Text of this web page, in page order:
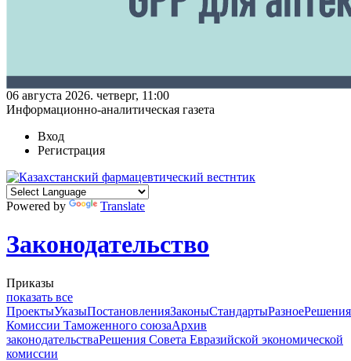
06 августа 2026. четверг, 11:00
Информационно-аналитическая газета
Вход
Регистрация
Powered by Translate
Законодательство
Приказы
показать все
ПроектыУказыПостановленияЗаконыСтандартыРазноеРешения
Комиссии Таможенного союзаАрхив
законодательстваРешения Совета Евразийской экономической
комиссии